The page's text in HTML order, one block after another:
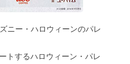
ニー・ハロウィーンのパレ
トするハロウィーン・パレ